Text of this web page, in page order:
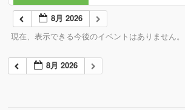
8月 2026
現在、表示できる今後のイベントはありません。
8月 2026